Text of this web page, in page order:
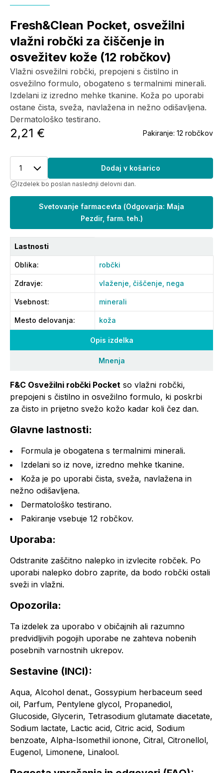
Opis izdelka
Mnenja
F&C Osvežilni robčki Pocket so vlažni robčki,
prepojeni s čistilno in osvežilno formulo, ki poskrbi
za čisto in prijetno svežo kožo kadar koli čez dan.
Glavne lastnosti:
Formula je obogatena s termalnimi minerali.
Izdelani so iz nove, izredno mehke tkanine.
Koža je po uporabi čista, sveža, navlažena in
nežno odišavljena.
Dermatološko testirano.
Pakiranje vsebuje 12 robčkov.
Uporaba:
Odstranite zaščitno nalepko in izvlecite robček. Po
uporabi nalepko dobro zaprite, da bodo robčki ostali
sveži in vlažni.
Opozorila:
Ta izdelek za uporabo v običajnih ali razumno
predvidljivih pogojih uporabe ne zahteva nobenih
posebnih varnostnih ukrepov.
Sestavine (INCI):
Aqua, Alcohol denat., Gossypium herbaceum seed
oil, Parfum, Pentylene glycol, Propanediol,
Glucoside, Glycerin, Tetrasodium glutamate diacetate,
Sodium lactate, Lactic acid, Citric acid, Sodium
benzoate, Alpha-Isomethil ionone, Citral, Citronellol,
Eugenol, Limonene, Linalool.
Fresh&Clean Pocket, osvežilni
vlažni robčki za čiščenje in
osvežitev kože (12 robčkov)
Vlažni osvežilni robčki, prepojeni s čistilno in
osvežilno formulo, obogateno s termalnimi minerali.
Izdelani iz izredno mehke tkanine. Koža po uporabi
ostane čista, sveža, navlažena in nežno odišavljena.
Dermatološko testirano.
2,21 € Pakiranje: 12 robčkov
1 Dodaj v košarico
Izdelek bo poslan naslednji delovni dan.
Svetovanje farmacevta (Odgovarja: Maja
Pezdir, farm. teh.)
Lastnosti
Oblika: robčki
Zdravje: vlaženje, čiščenje, nega
Vsebnost: minerali
Mesto delovanja: koža